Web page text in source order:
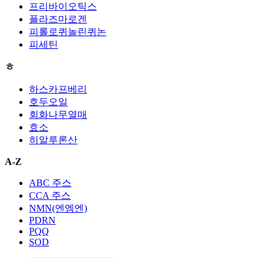
프리바이오틱스
플라즈마로겐
피롤로퀴놀린퀴논
피세틴
ㅎ
하스카프베리
호두오일
회화나무열매
효소
히알루론산
A-Z
ABC 주스
CCA 주스
NMN(엔엠엔)
PDRN
PQQ
SOD